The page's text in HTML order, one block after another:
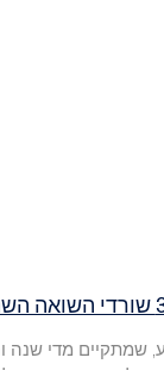
שמתקיים מדי שנה